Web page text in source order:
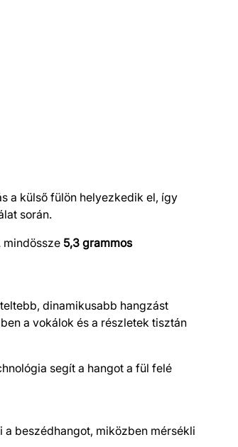
a külső fülön helyezkedik el, így
során.
mindössze 5,3 grammos
dinamikusabb hangzást
a vokálok és a részletek tisztán
segít a hangot a fül felé
beszédhangot, miközben mérsékli